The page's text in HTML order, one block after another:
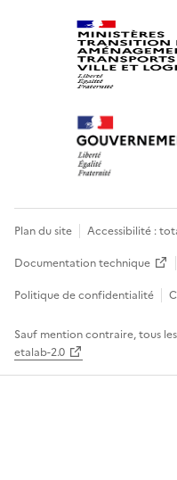
Plan du site Accessibilité :
Documentation technique
Politique de confidentialité
Sauf mention contraire, tous
etalab-2.0